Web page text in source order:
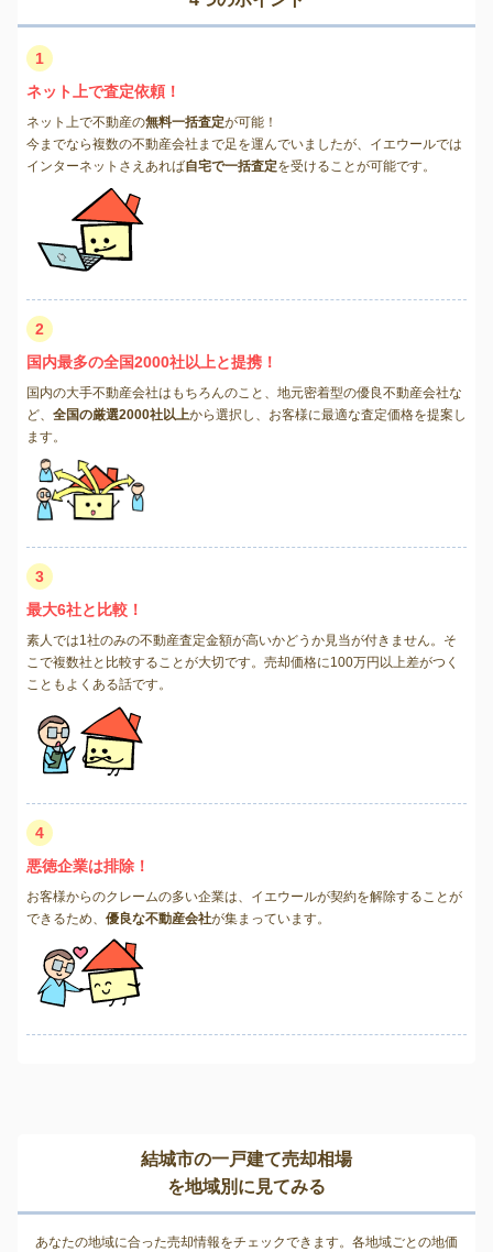
1
ネット上で査定依頼！
ネット上で不動産の無料一括査定が可能！
今までなら複数の不動産会社まで足を運んでいましたが、イエウールでは
インターネットさえあれば自宅で一括査定を受けることが可能です。
2
国内最多の全国2000社以上と提携！
国内の大手不動産会社はもちろんのこと、地元密着型の優良不動産会社な
ど、 全国の厳選2000社以上から選択し、お客様に最適な査定価格を提案し
ます。
3
最大6社と比較！
素人では1社のみの不動産査定金額が高いかどうか見当が付きません。そ
こで複数社と比較することが大切です。売却価格に100万円以上差がつく
こともよくある話です。
4
悪徳企業は排除！
お客様からのクレームの多い企業は、イエウールが契約を解除することが
できるため、 優良な不動産会社が集まっています。
結城市の一戸建て売却相場
を地域別に見てみる
あなたの地域に合った売却情報をチェックできます。各地域ごとの地価